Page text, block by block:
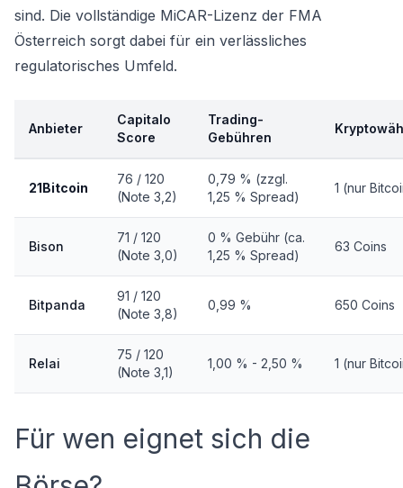
sind. Die vollständige MiCAR-Lizenz der FMA
Österreich sorgt dabei für ein verlässliches
regulatorisches Umfeld.
Anbieter
Capitalo
Score
Trading-
Gebühren
21Bitcoin
76 / 120
(Note 3,2)
0,79 % (zzgl.
1,25 % Spread)
1 (nur
Bison
71 / 120
(Note 3,0)
0 % Gebühr (ca.
1,25 % Spread)
63 Coins
Bitpanda
91 / 120
(Note 3,8)
0,99 % 650 Coins
Relai
75 / 120
(Note 3,1)
1,00 % - 2,50 % 1 (nur
Für wen eignet sich die